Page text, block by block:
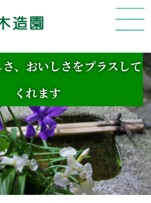
、おいしさをプラスして
くれます